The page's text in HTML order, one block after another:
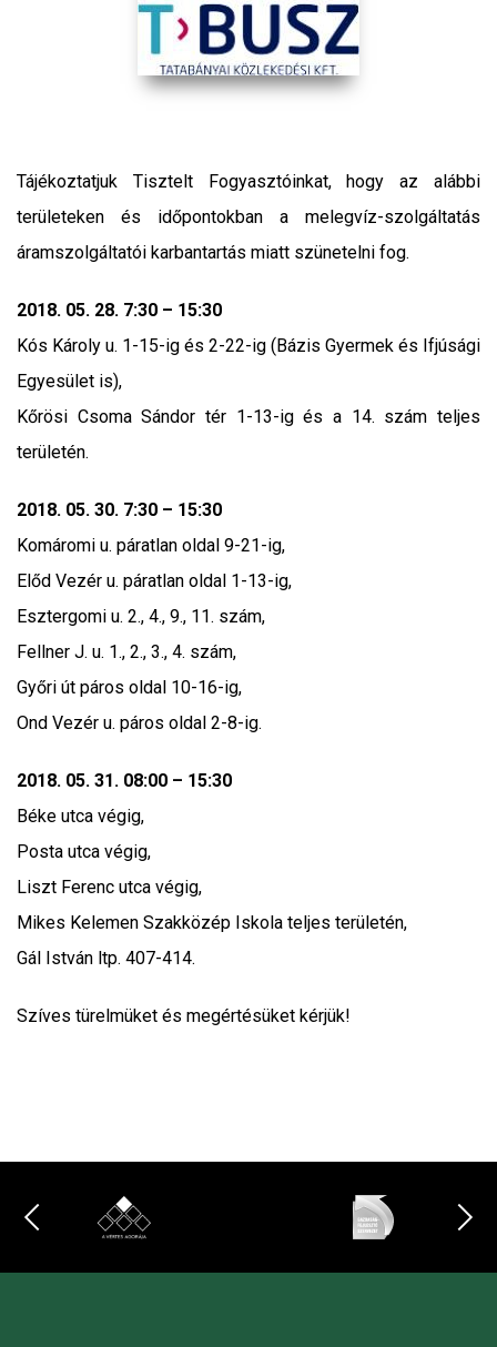
Tájékoztatjuk Tisztelt Fogyasztóinkat, hogy az alábbi
területeken és időpontokban a melegvíz-szolgáltatás
áramszolgáltatói karbantartás miatt szünetelni fog.
2018. 05. 28. 7:30 – 15:30
Kós Károly u. 1-15-ig és 2-22-ig (Bázis Gyermek és Ifjúsági
Egyesület is),
Kőrösi Csoma Sándor tér 1-13-ig és a 14. szám teljes
területén.
2018. 05. 30. 7:30 – 15:30
Komáromi u. páratlan oldal 9-21-ig,
Előd Vezér u. páratlan oldal 1-13-ig,
Esztergomi u. 2., 4., 9., 11. szám,
Fellner J. u. 1., 2., 3., 4. szám,
Győri út páros oldal 10-16-ig,
Ond Vezér u. páros oldal 2-8-ig.
2018. 05. 31. 08:00 – 15:30
Béke utca végig,
Posta utca végig,
Liszt Ferenc utca végig,
Mikes Kelemen Szakközép Iskola teljes területén,
Gál István ltp. 407-414.
Szíves türelmüket és megértésüket kérjük!